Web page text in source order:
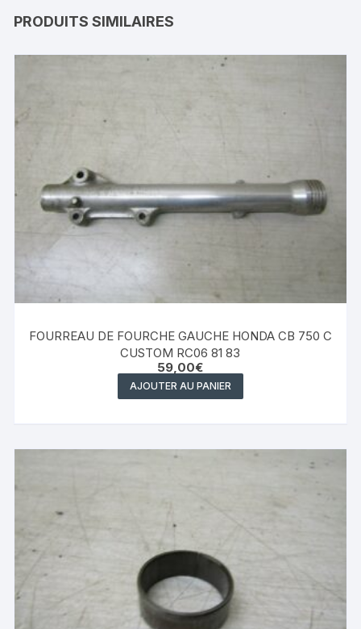
PRODUITS SIMILAIRES
FOURREAU DE FOURCHE GAUCHE HONDA CB 750 C
CUSTOM RC06 81 83
59,00€
AJOUTER AU PANIER